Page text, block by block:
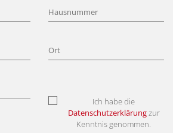
Ich habe die
Datenschutzerklärungzur
Kenntnis genommen.